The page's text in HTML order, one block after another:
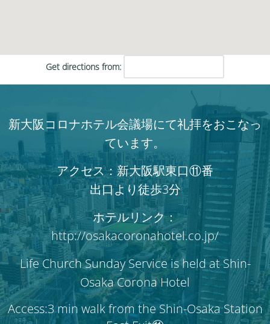
Get directions from:
新大阪コロナホテル会議場にて礼拝をおこなっ
ています。
アクセス：新大阪駅東口⑪番
出口より徒歩3分
ホテルリンク：
http://osakacoronahotel.co.jp/
Life Church Sunday Service is held at Shin-
Osaka Corona Hotel
Access:3 min walk from the Shin-Osaka Station